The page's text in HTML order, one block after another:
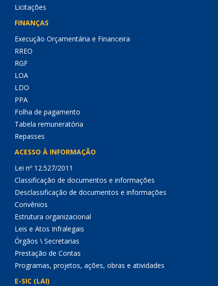
Licitações
FINANÇAS
Execução Orçamentária e Financeira
RREO
RGF
LOA
LDO
PPA
Folha de pagamento
Tabela remuneratória
Repasses
ACESSO À INFORMAÇÃO
Lei nº 12.527/2011
Classificação de documentos e informações
Desclassificação de documentos e informações
Convênios
Estrutura organizacional
Leis e Atos Infralegais
Órgãos \ Secretarias
Prestação de Contas
Programas, projetos, ações, obras e atividades
E-SIC (LAI)